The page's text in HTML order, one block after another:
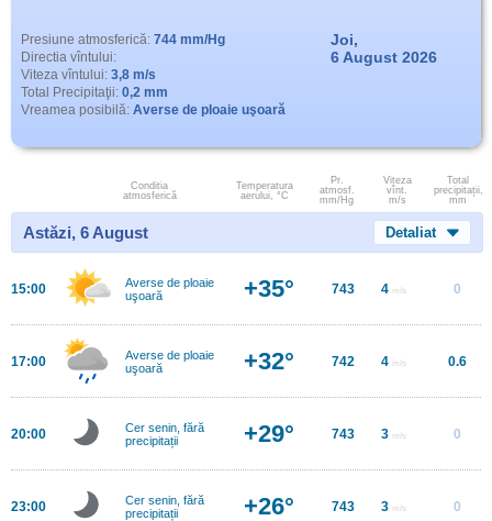
Presiune atmosferică: 744 mm/Hg
Directia vîntului:
Viteza vîntului: 3,8 m/s
Total Precipitaţii: 0,2 mm
Vreamea posibilă: Averse de ploaie uşoară
Joi,
6 August 2026
Conditia
atmosferică
Temperatura
aerului, °C
Pr.
atmosf.
mm/Hg
Viteza
vînt.
m/s
Total
precipitații,
mm
Astăzi, 6 August Detaliat
15:00
Averse de ploaie
uşoară
+35° 743 4 m/s 0
17:00
Averse de ploaie
uşoară
+32° 742 4 m/s 0.6
20:00
Cer senin, fără
precipitații
+29° 743 3 m/s 0
23:00
Cer senin, fără
precipitații
+26° 743 3 m/s 0